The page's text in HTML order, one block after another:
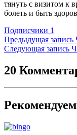
тянуть с визитом к
болеть и быть
Подписчики 1
Предыдущая запись
Следующая запись
20